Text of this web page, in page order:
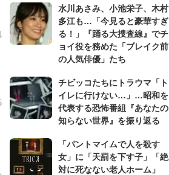
水川あさみ、小池栄子、木村
多江も…「今見ると豪華すぎ
る！」『踊る大捜査線』でチ
ョイ役を務めた「ブレイク前
の人気俳優」たち
チビッコたちにトラウマ「ト
イレに行けない…」…昭和を
代表する恐怖番組『あなたの
知らない世界』を振り返る
「パントマイムで人を殺す
女」に「天罰を下す子」「絶
対に死なない老人ホーム」